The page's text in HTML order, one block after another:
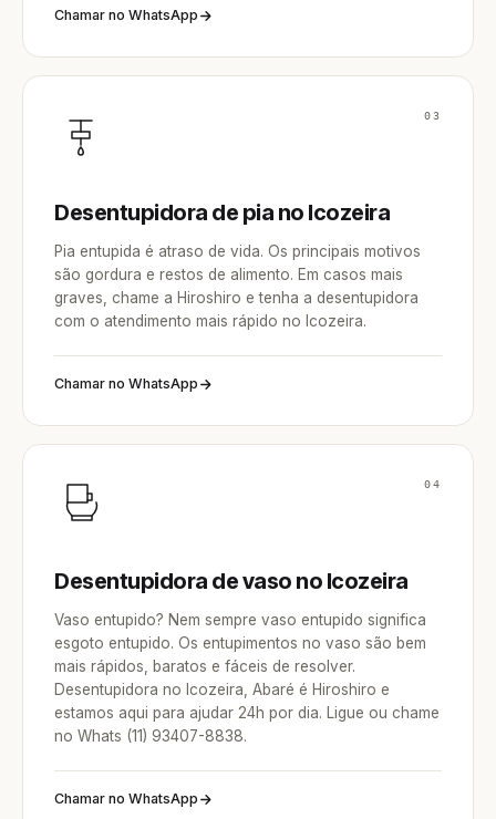
Chamar no WhatsApp
03
Desentupidora de pia no Icozeira
Pia entupida é atraso de vida. Os principais motivos
são gordura e restos de alimento. Em casos mais
graves, chame a Hiroshiro e tenha a desentupidora
com o atendimento mais rápido no Icozeira.
Chamar no WhatsApp
04
Desentupidora de vaso no Icozeira
Vaso entupido? Nem sempre vaso entupido significa
esgoto entupido. Os entupimentos no vaso são bem
mais rápidos, baratos e fáceis de resolver.
Desentupidora no Icozeira, Abaré é Hiroshiro e
estamos aqui para ajudar 24h por dia. Ligue ou chame
no Whats (11) 93407-8838.
Chamar no WhatsApp